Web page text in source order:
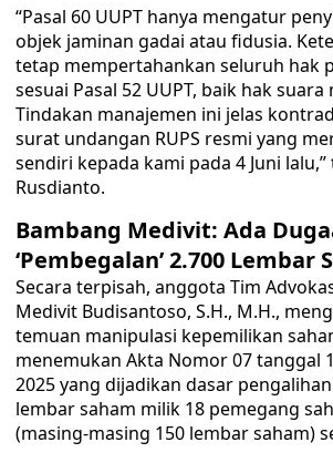
“Pasal 60 UUPT hanya mengatur
objek jaminan gadai atau fidusia.
tetap mempertahankan seluruh hak
sesuai Pasal 52 UUPT, baik hak
Tindakan manajemen ini jelas
surat undangan RUPS resmi yang
sendiri kepada kami pada 4 Juni lalu,”
Rusdianto.
Bambang Medivit: Ada
‘Pembegalan’ 2.700 Lembar
Secara terpisah, anggota Tim
Medivit Budisantoso, S.H., M.H.,
temuan manipulasi kepemilikan
menemukan Akta Nomor 07 tanggal
2025 yang dijadikan dasar
lembar saham milik 18 pemegang
(masing-masing 150 lembar saham)